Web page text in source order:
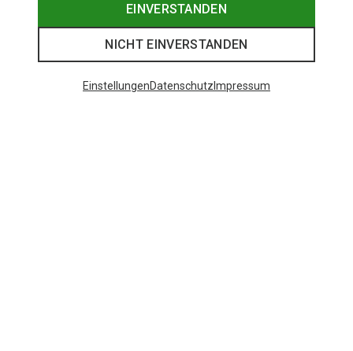
EINVERSTANDEN
NICHT EINVERSTANDEN
EinstellungenDatenschutz Impressum